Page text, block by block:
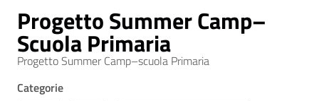
Progetto Summer Camp–
Scuola Primaria
Progetto Summer Camp–scuola Primaria
Categorie